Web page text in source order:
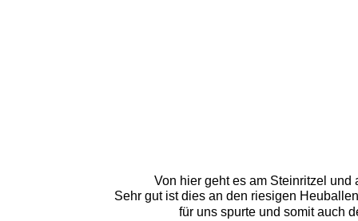
Von hier geht es am Steinritzel
Sehr gut ist dies an den riesigen
für uns spurte und somit auch